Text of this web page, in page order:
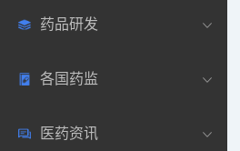
中国常用
药圈资讯
邮箱登录
药品研发
药研数据库
药品说明书
各国药监
中国
医药资讯